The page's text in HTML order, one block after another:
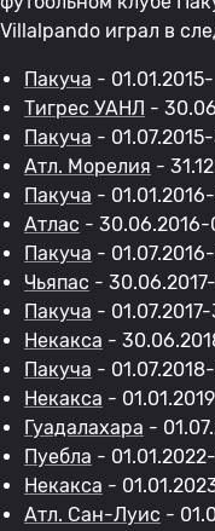
Villalpando играл в
Пакуча - 01.01.2015-
Тигрес УАНЛ -
Пакуча -
Атл. Морелия -
Пакуча -
Атлас - 30.06.2016-
Пакуча -
Чьяпас -
Пакуча -
Некакса -
Пакуча -
Некакса -
Гуадалахара -
Пуебла -
Некакса -
Атл. Сан-Луис -